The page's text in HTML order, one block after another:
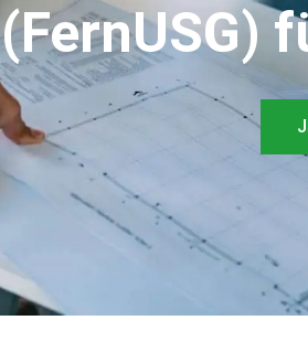
(FernUSG)